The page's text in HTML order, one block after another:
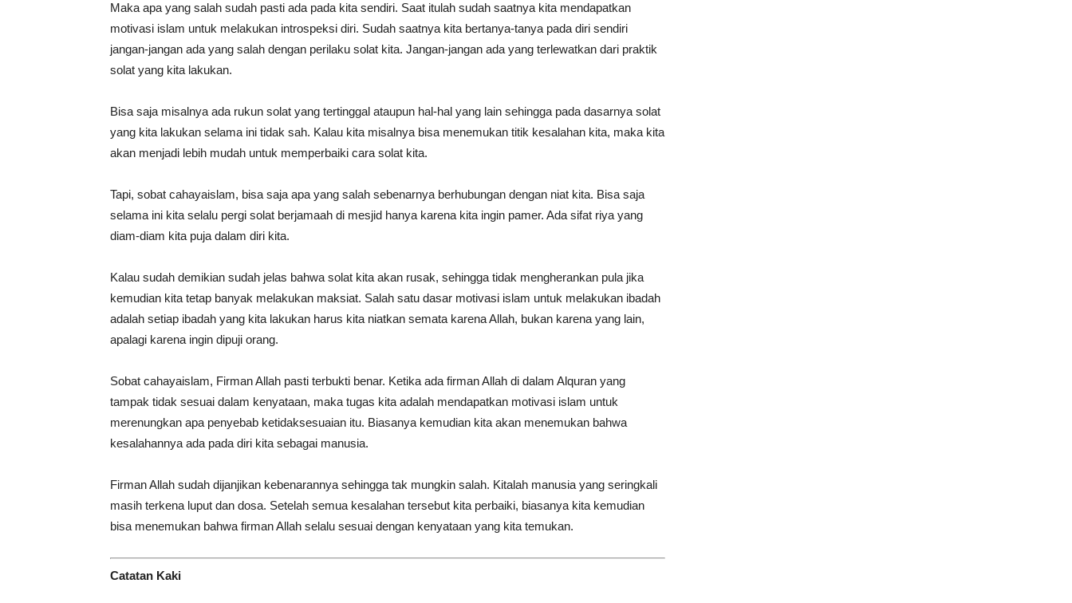
Maka apa yang salah sudah pasti ada pada kita sendiri. Saat itulah sudah saatnya kita mendapatkan
motivasi islam untuk melakukan introspeksi diri. Sudah saatnya kita bertanya-tanya pada diri sendiri
jangan-jangan ada yang salah dengan perilaku solat kita. Jangan-jangan ada yang terlewatkan dari praktik
solat yang kita lakukan.
Bisa saja misalnya ada rukun solat yang tertinggal ataupun hal-hal yang lain sehingga pada dasarnya solat
yang kita lakukan selama ini tidak sah. Kalau kita misalnya bisa menemukan titik kesalahan kita, maka kita
akan menjadi lebih mudah untuk memperbaiki cara solat kita.
Tapi, sobat cahayaislam, bisa saja apa yang salah sebenarnya berhubungan dengan niat kita. Bisa saja
selama ini kita selalu pergi solat berjamaah di mesjid hanya karena kita ingin pamer. Ada sifat riya yang
diam-diam kita puja dalam diri kita.
Kalau sudah demikian sudah jelas bahwa solat kita akan rusak, sehingga tidak mengherankan pula jika
kemudian kita tetap banyak melakukan maksiat. Salah satu dasar motivasi islam untuk melakukan ibadah
adalah setiap ibadah yang kita lakukan harus kita niatkan semata karena Allah, bukan karena yang lain,
apalagi karena ingin dipuji orang.
Sobat cahayaislam, Firman Allah pasti terbukti benar. Ketika ada firman Allah di dalam Alquran yang
tampak tidak sesuai dalam kenyataan, maka tugas kita adalah mendapatkan motivasi islam untuk
merenungkan apa penyebab ketidaksesuaian itu. Biasanya kemudian kita akan menemukan bahwa
kesalahannya ada pada diri kita sebagai manusia.
Firman Allah sudah dijanjikan kebenarannya sehingga tak mungkin salah. Kitalah manusia yang seringkali
masih terkena luput dan dosa. Setelah semua kesalahan tersebut kita perbaiki, biasanya kita kemudian
bisa menemukan bahwa firman Allah selalu sesuai dengan kenyataan yang kita temukan.
Catatan Kaki